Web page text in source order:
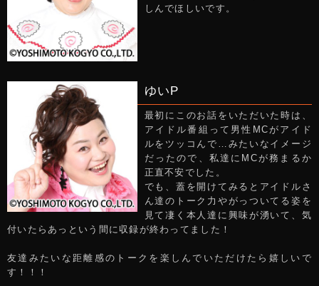
しんでほしいです。
ゆいP
最初にこのお話をいただいた時は、
アイドル番組って男性MCがアイド
ルをツッコんで…みたいなイメージ
だったので、私達にMCが務まるか
正直不安でした。
でも、蓋を開けてみるとアイドルさ
ん達のトーク力やがっついてる姿を
見て凄く本人達に興味が湧いて、気
付いたらあっという間に収録が終わってました！
友達みたいな距離感のトークを楽しんでいただけたら嬉しいで
す！！！